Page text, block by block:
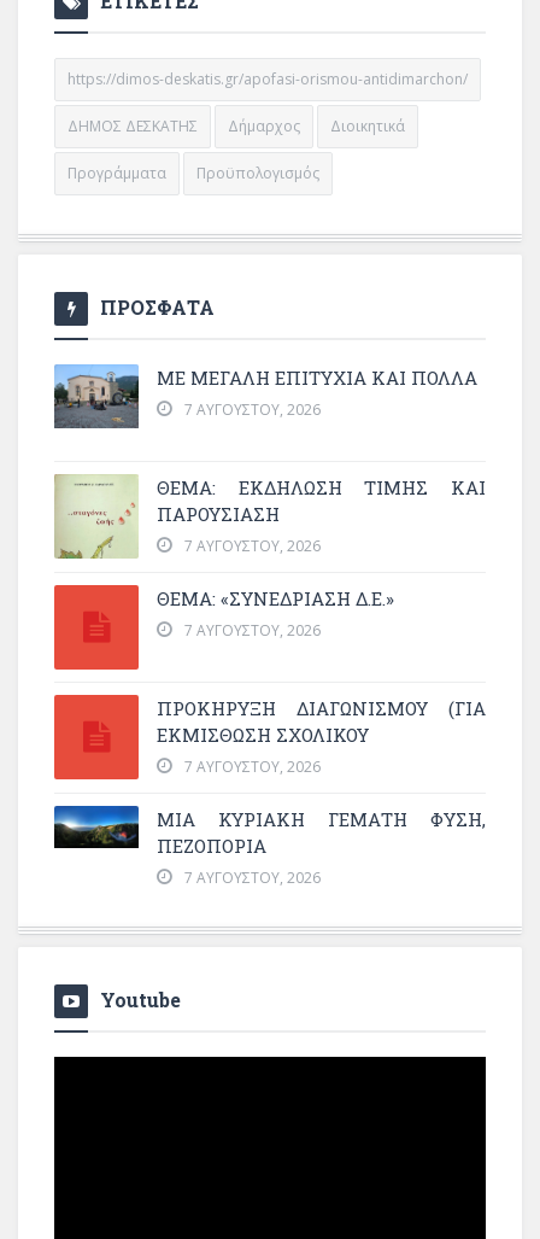
https://dimos-deskatis.gr/apofasi-orismou-antidimarchon/
ΔΗΜΟΣ ΔΕΣΚΑΤΗΣ Δήμαρχος Διοικητικά
Προγράμματα Προϋπολογισμός
ΠΡΟΣΦΑΤΑ
ΜΕ ΜΕΓΆΛΗ ΕΠΙΤΥΧΊΑ ΚΑΙ ΠΟΛΛΆ
7 ΑΥΓΟΎΣΤΟΥ, 2026
ΘΈΜΑ: ΕΚΔΉΛΩΣΗ ΤΙΜΉΣ ΚΑΙ
ΠΑΡΟΥΣΊΑΣΗ
7 ΑΥΓΟΎΣΤΟΥ, 2026
ΘΕΜΑ: «ΣΥΝΕΔΡΊΑΣΗ Δ.Ε.»
7 ΑΥΓΟΎΣΤΟΥ, 2026
ΠΡΟΚΗΡΥΞΗ ΔΙΑΓΩΝΙΣΜΟΥ (ΓΙΑ
ΕΚΜΊΣΘΩΣΗ ΣΧΟΛΙΚΟΎ
7 ΑΥΓΟΎΣΤΟΥ, 2026
ΜΙΑ ΚΥΡΙΑΚΉ ΓΕΜΆΤΗ ΦΎΣΗ,
ΠΕΖΟΠΟΡΊΑ
7 ΑΥΓΟΎΣΤΟΥ, 2026
Youtube